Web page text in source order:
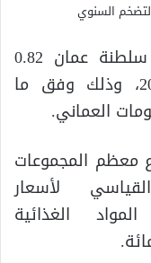
بلغ معدل التضخم السنوي في سلطنة عمان 0.82
بالمائة مع نهاية أغسطس 2023، وذلك وفق ما
العماني.
معظم المجموعات
لأسعار
الغذائية